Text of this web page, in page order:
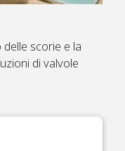
scorie e la
di valvole